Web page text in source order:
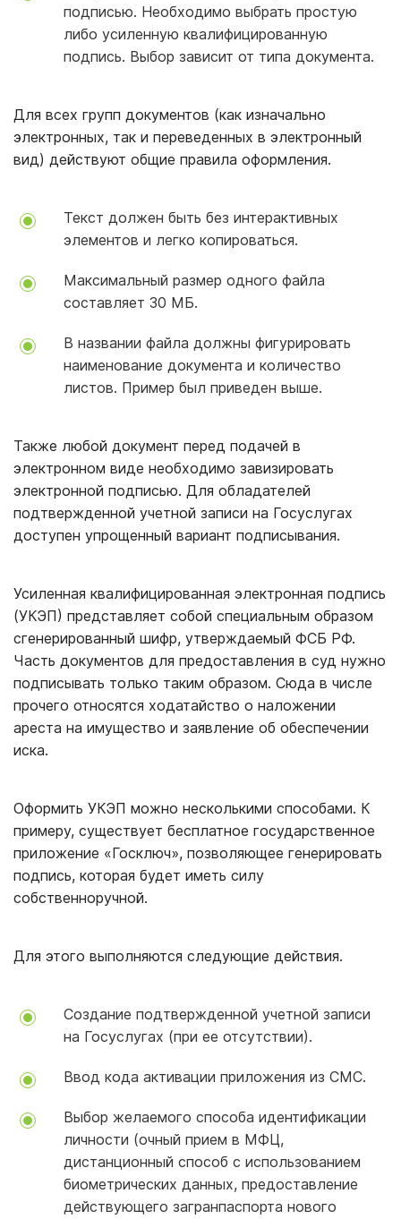
подписью. Необходимо выбрать простую
либо усиленную квалифицированную
подпись. Выбор зависит от типа документа.
Для всех групп документов (как изначально
электронных, так и переведенных в электронный
вид) действуют общие правила оформления.
Текст должен быть без интерактивных
элементов и легко копироваться.
Максимальный размер одного файла
составляет 30 МБ.
В названии файла должны фигурировать
наименование документа и количество
листов. Пример был приведен выше.
Также любой документ перед подачей в
электронном виде необходимо завизировать
электронной подписью. Для обладателей
подтвержденной учетной записи на Госуслугах
доступен упрощенный вариант подписывания.
Усиленная квалифицированная электронная подпись
(УКЭП) представляет собой специальным образом
сгенерированный шифр, утверждаемый ФСБ РФ.
Часть документов для предоставления в суд нужно
подписывать только таким образом. Сюда в числе
прочего относятся ходатайство о наложении
ареста на имущество и заявление об обеспечении
иска.
Оформить УКЭП можно несколькими способами. К
примеру, существует бесплатное государственное
приложение «Госключ», позволяющее генерировать
подпись, которая будет иметь силу
собственноручной.
Для этого выполняются следующие действия.
Создание подтвержденной учетной записи
на Госуслугах (при ее отсутствии).
Ввод кода активации приложения из СМС.
Выбор желаемого способа идентификации
личности (очный прием в МФЦ,
дистанционный способ с использованием
биометрических данных, предоставление
действующего загранпаспорта нового